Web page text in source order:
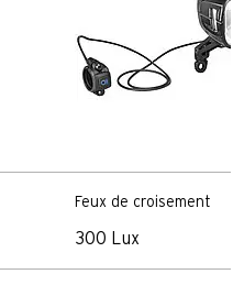
Feux de croisement
300 Lux